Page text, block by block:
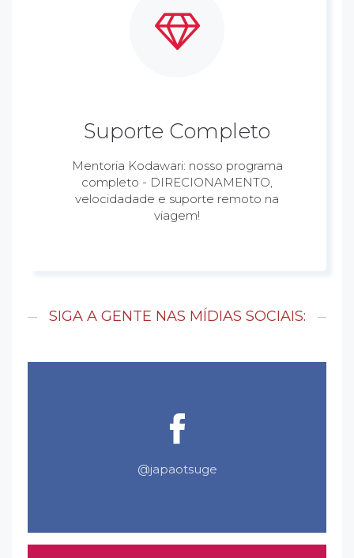
Suporte Completo
Mentoria Kodawari: nosso programa
completo - DIRECIONAMENTO,
velocidadade e suporte remoto na
viagem!
SIGA A GENTE NAS MÍDIAS SOCIAIS:
@japaotsuge